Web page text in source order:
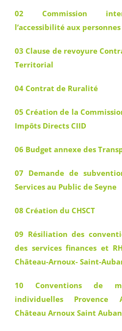
02 Commission
l’accessibilité aux
03 Clause de revoyure
Territorial
04 Contrat de Ruralité
05 Création de la
Impôts Directs CIID
06 Budget annexe des
07 Demande de
Services au Public de Seyne
08 Création du CHSCT
09 Résiliation des
des services finances et
Château-Arnoux- Saint-
10 Conventions de
individuelles Provence
Château Arnoux Saint Auban